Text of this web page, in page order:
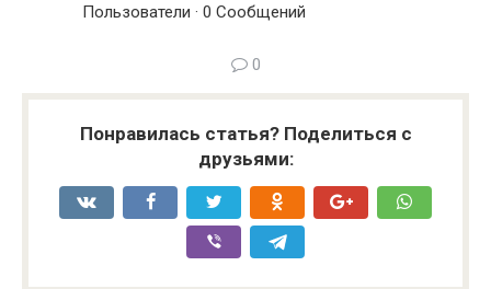
Пользователи · 0 Сообщений
0
Понравилась статья? Поделиться с
друзьями: